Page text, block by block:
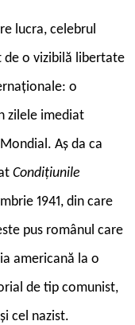
lucra, celebrul
de o vizibilă libertate
o
zilele imediat
Aș da ca
Condițiunile
1941, din care
pus românul care
americană la o
de tip comunist,
cel nazist.